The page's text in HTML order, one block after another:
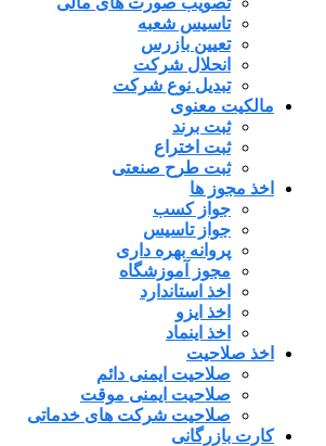
تاسیس شعبه
تعیین بازرس
انحلال شرکت
تبدیل نوع شرکت
مالکیت معنوی
ثبت برند
ثبت اختراع
ثبت طرح صنعتی
اخذ مجوز ها
جواز کسب
جواز تاسیس
پروانه بهره داری
مجوز آموزشگاه
اخذ استاندارد
اخذ ایزو
اخذ اینماد
اخذ صلاحیت
صلاحیت ایمنی دائم
صلاحیت ایمنی موقت
صلاحیت شرکت های خدماتی
کارت بازرگانی